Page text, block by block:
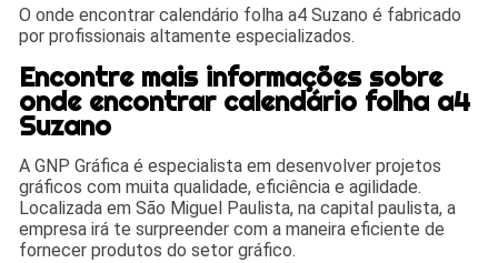
O onde encontrar calendário folha a4 Suzano é fabricado
por profissionais altamente especializados.
Encontre mais informações sobre
onde encontrar calendário folha a4
Suzano
A GNP Gráfica é especialista em desenvolver projetos
gráficos com muita qualidade, eficiência e agilidade.
Localizada em São Miguel Paulista, na capital paulista, a
empresa irá te surpreender com a maneira eficiente de
fornecer produtos do setor gráfico.